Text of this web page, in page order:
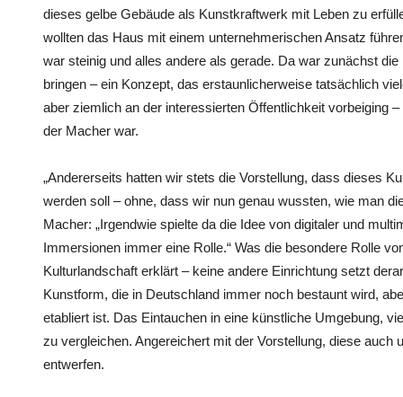
dieses gelbe Gebäude als Kunstkraftwerk mit Leben zu
wollten das Haus mit einem unternehmerischen Ansatz
war steinig und alles andere als gerade. Da war zunächst
bringen – ein Konzept, das erstaunlicherweise tatsächlich
aber ziemlich an der interessierten Öffentlichkeit vorbeiging
der Macher war.
„Andererseits hatten wir stets die Vorstellung, dass dieses
werden soll – ohne, dass wir nun genau wussten, wie man
Macher: „Irgendwie spielte da die Idee von digitaler und
Immersionen immer eine Rolle.“ Was die besondere Rolle
Kulturlandschaft erklärt – keine andere Einrichtung setzt
Kunstform, die in Deutschland immer noch bestaunt wird,
etabliert ist. Das Eintauchen in eine künstliche Umgebung,
zu vergleichen. Angereichert mit der Vorstellung, diese
entwerfen.